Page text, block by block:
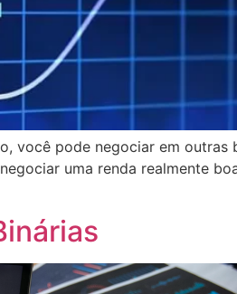
você pode negociar em outras
uma renda realmente